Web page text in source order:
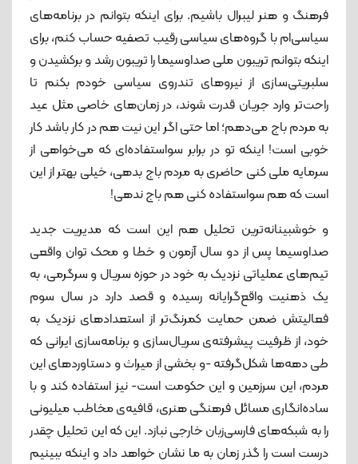
فرهنگ و هنر لیبرال باشیم. برای اینکه بتوانم در برنامه‌های
سیاسی‌ام با گروه‌های سیاسی رقیب تصفیه حساب کنم، برای
اینکه بتوانم تریبون ملی صداوسیما را تریبون رشد و برکشیدن و
سلبریتی‌سازی از نیروهای تندروی سیاسی خودم بکنم تا
راحت‌تر وارد جریان قدرت شوند، در زمان‌های خاصی مثل عید
به مردم باج می‌دهم؛ اما حتی اگر این نیت هم در کار باشد کار
خوبی است! اینکه تو در برابر سواستفاده‌ای که می‌خواهی از
سرمایه ملی کنی حاضری به مردم باج بدهی، خیلی بهتر از این
است که هم سواستفاده کنی هم باج ندهی!
و خوشبینانه‌ترین تحلیل هم این است که مدیریت جدید
صداوسیما پس از دو سال آزمون و خطا و محک توان واقعی
تیم‌های عملیاتی نزدیک به خود در حوزه سریال و سرگرمی، به
یک ذهنیت واقع‌گرایانه رسیده و قصد دارد در سال سوم
فعالیتش ضمن حمایت کمرنگ‌تر از استعدادهای نزدیک به
خود، از ظرفیت پیشرفته‌ی سریال‌سازی و برنامه‌سازی ایرانی که
طی دهه‌ها شکل‌گرفته -و بخشی از میراث و دستاوردهای این
مردم، این سرزمین و این حکومت است- نیز استفاده کند و با
ساده‌انگاری مسائل فرهنگی هنری، قافیه‌ی مخاطب میلیونی
را به شبکه‌های فارسی‌زبان خارجی نبازد. این که این تحلیل چقدر
درست است را گذر زمان به ما نشان خواهد داد و اینکه ببینیم